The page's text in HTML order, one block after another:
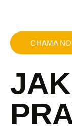
CHAMA
JAK